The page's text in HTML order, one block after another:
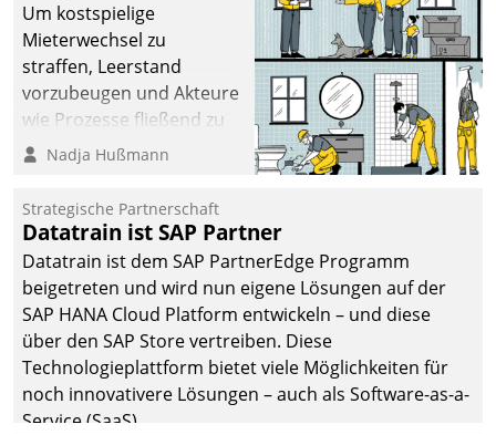
Um kostspielige
Mieterwechsel zu
straffen, Leerstand
vorzubeugen und Akteure
wie Prozesse fließend zu
vernetzen, nutzt die
Jahresbeginn eine
Überblick, Einsicht und
Eingriff bietende Lösung.
Zur Entwicklung setzte
man auf
Cloudtechnologie,
bewährte und Startup-
Partner sowie erstmals
agile Projektmethoden.
Nadja Hußmann
Strategische Partnerschaft
Datatrain ist SAP Partner
Datatrain ist dem SAP PartnerEdge Programm
beigetreten und wird nun eigene Lösungen auf der
SAP HANA Cloud Platform entwickeln – und diese
über den SAP Store vertreiben. Diese
Technologieplattform bietet viele Möglichkeiten für
noch innovativere Lösungen – auch als Software-as-a-
Service (SaaS).